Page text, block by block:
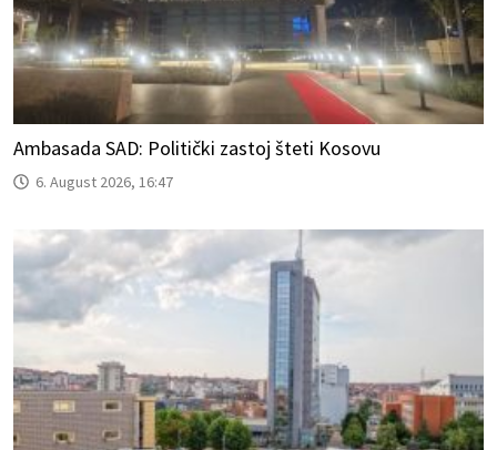
Ambasada SAD: Politički zastoj šteti Kosovu
6. August 2026, 16:47